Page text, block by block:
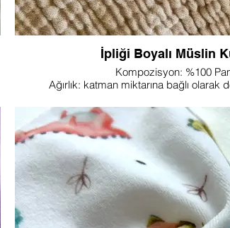
İpliği Boyalı Müslin
Kompozisyon: %100
Ağırlık: katman miktarına bağlı olarak
Katman miktarı: çift katlı, üç katlı, 4 katlı
Genişlik: 145 veya 240
Renk: Özelleştirilebilir
NOT: Farklı ağırlık veya genişlik
Lupine Tekstil'in İpliği Boyalı Müslin
yaratıcılıkla kusursuz bir şekilde
Boyalı Müslin kumaşımızı farklı kılan şey,
tasarımlara olanak tanıyan iki taraflı farklı
çizgili desenlerimizi keşfedin veya yaratıcı